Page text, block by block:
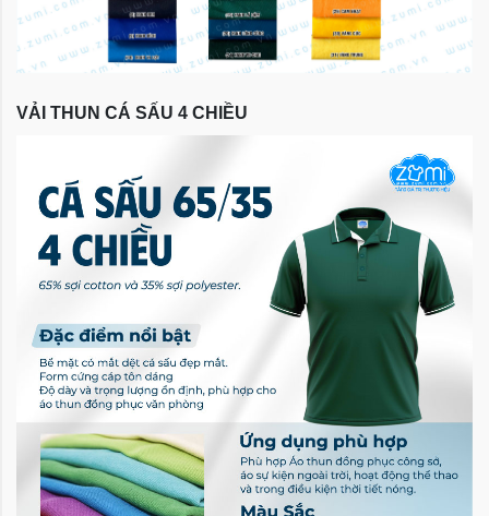
VẢI THUN CÁ SẤU 4 CHIỀU